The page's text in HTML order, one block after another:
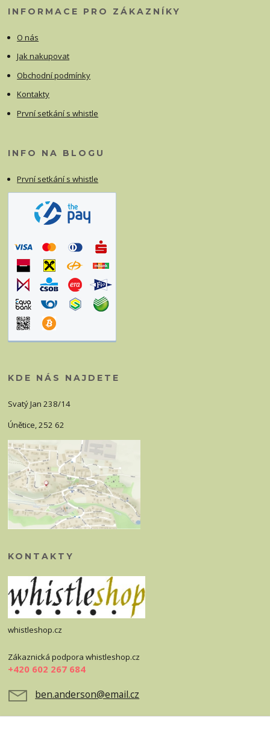
INFORMACE PRO ZÁKAZNÍKY
O nás
Jak nakupovat
Obchodní podmínky
Kontakty
První setkání s whistle
INFO NA BLOGU
První setkání s whistle
KDE NÁS NAJDETE
Svatý Jan 238/14
Únětice, 252 62
KONTAKTY
whistleshop.cz
Zákaznická podpora whistleshop.cz
+420 602 267 684
ben.anderson@email.cz